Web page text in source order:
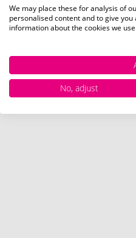
We may place these for analysis of
personalised content and to give
information about the cookies we
No, adjust